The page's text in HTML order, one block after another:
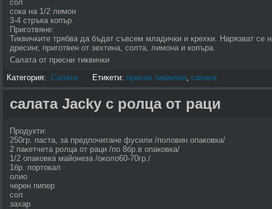
сол
сока на 1/2 лимон
3-4 стръка копър
Приготвяне:
Тиквичките трябва да бъдат съвсем младички и крехки. Нарязват се
дресинг, приготвен от зехтина, солта, лимона и копъра.
Салата от пресни тиквички
Категория: Салати Етикети: пресни тиквички, салата
салата Jacky с ролца от раци
Продукти:
250гр. паста, за предпочитане фусили /половин опаковка/
2 пакетчета ролца от раци /по 8бр.в опаковка/
1/2 опаковка майонеза /около60-70гр./
1бр. портокал
олио
черен пипер
сол
захар